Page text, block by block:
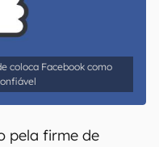
coloca Facebook como
pela firme de